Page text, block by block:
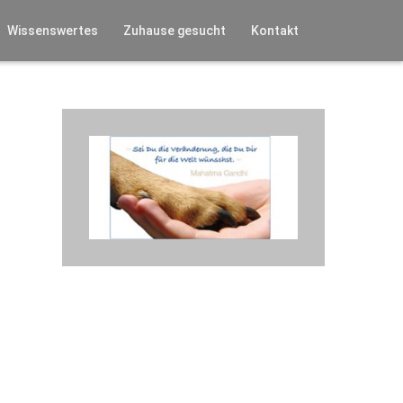
Wissenswertes Zuhause gesucht Kontakt